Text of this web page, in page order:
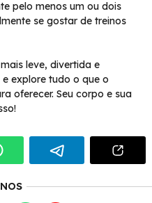
pelo menos um ou dois
se gostar de treinos
leve, divertida e
explore tudo o que o
oferecer. Seu corpo e sua